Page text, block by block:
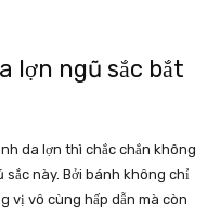
lợn ngũ sắc bắt
da lợn thì chắc chắn không
này. Bởi bánh không chỉ
vị vô cùng hấp dẫn mà còn